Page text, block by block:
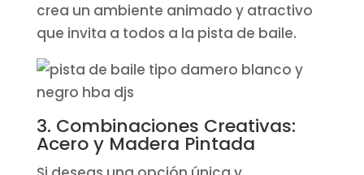
crea un ambiente animado y atractivo
que invita a todos a la pista de baile.
3. Combinaciones Creativas:
Acero y Madera Pintada